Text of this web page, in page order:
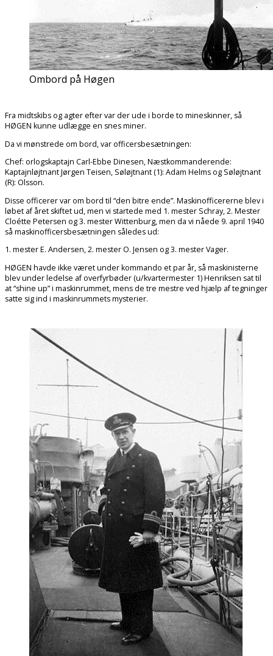
Ombord på Høgen
Fra midtskibs og agter efter var der ude i borde to mineskinner, så
HØGEN kunne udlægge en snes miner.
Da vi mønstrede om bord, var officersbesætningen:
Chef: orlogskaptajn Carl-Ebbe Dinesen, Næstkommanderende:
Kaptajnløjtnant Jørgen Teisen, Søløjtnant (1): Adam Helms og Søløjtnant
(R): Olsson.
Disse officerer var om bord til “den bitre ende”. Maskinofficererne blev i
løbet af året skiftet ud, men vi startede med 1. mester Schray, 2. Mester
Cloétte Petersen og 3. mester Wittenburg, men da vi nåede 9. april 1940
så maskinofficersbesætningen således ud:
1. mester E. Andersen, 2. mester O. Jensen og 3. mester Vager.
HØGEN havde ikke været under kommando et par år, så maskinisterne
blev under ledelse af overfyrbøder (u/kvartermester 1) Henriksen sat til
at “shine up” i maskinrummet, mens de tre mestre ved hjælp af tegninger
satte sig ind i maskinrummets mysterier.